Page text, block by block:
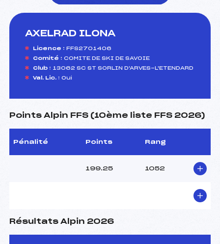
AXELRAD ILONA
Licence : FFS2701406
Comité : COMITE DE SKI DE SAVOIE
Club : 13062 SC ST SORLIN D'ARVES-L'ETENDARD
Val. Lic. : Oui
Points Alpin FFS (10ème liste FFS 2026)
Pénalité Points Rang
199.25 1052
Résultats Alpin 2026